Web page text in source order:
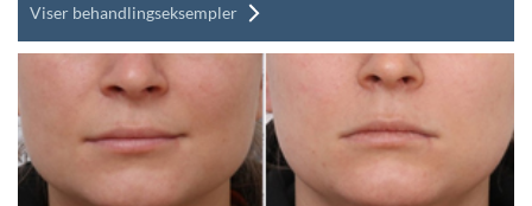
Viser behandlingseksempler